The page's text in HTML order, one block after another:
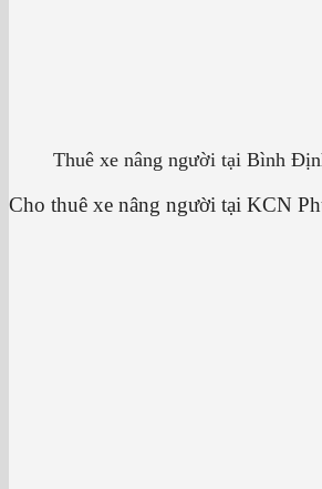
Thuê xe nâng người tại Bình
Cho thuê xe nâng người tại KCN